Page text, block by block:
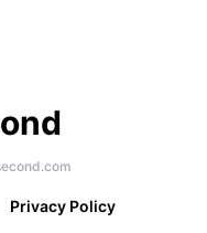
Privacy Policy